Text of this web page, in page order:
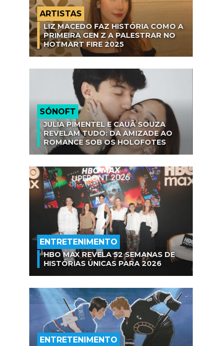
ARTISTAS
LIZ MACEDO FAZ HISTÓRIA COMO A
PRIMEIRA GEN Z A PALESTRAR NO
HOTMART FIRE 2025
SÓNOFT
JULIA PIMENTEL E CAUÃ SOUZA
REVELAM TUDO: DA AMIZADE AO
ROMANCE SOB OS HOLOFOTES
ENTRETENIMENTO
HBO MAX REVELA 52 SEMANAS DE
HISTÓRIAS ÚNICAS PARA 2026
ENTRETENIMENTO